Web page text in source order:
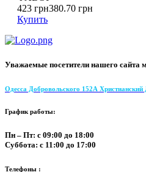
423 грн380.70 грн
Купить
Уважаемые посетители нашего сайта
Одесса Добровольского 152А
График работы:
Пн – Пт: с 09:00 до 18:00
Суббота: с 11:00 до 17:00
Телефоны :